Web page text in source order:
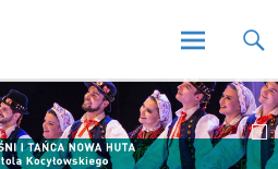
i Tańca Nowa Huta
Skip
to
content